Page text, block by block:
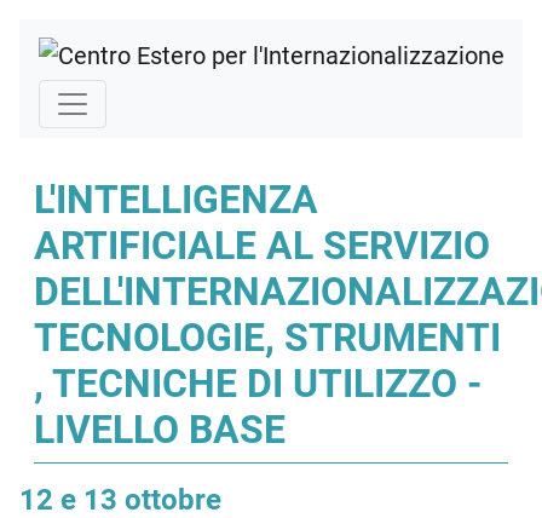
L'INTELLIGENZA
ARTIFICIALE AL SERVIZIO
TECNOLOGIE, STRUMENTI
, TECNICHE DI UTILIZZO -
LIVELLO BASE
12 e 13 ottobre